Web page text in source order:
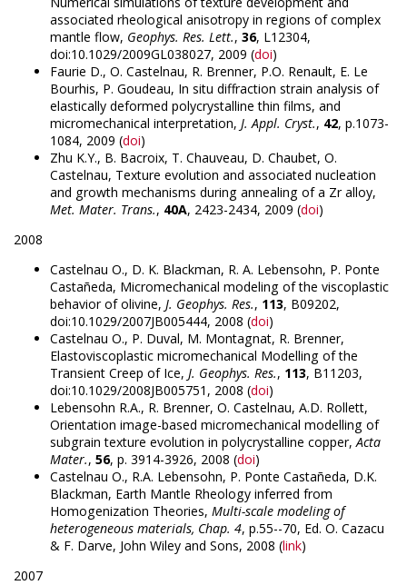
associated rheological anisotropy in regions of complex
mantle flow, Geophys. Res. Lett., 36, L12304,
doi:10.1029/2009GL038027, 2009 (doi)
Faurie D., O. Castelnau, R. Brenner, P.O. Renault, E. Le
Bourhis, P. Goudeau, In situ diffraction strain analysis of
elastically deformed polycrystalline thin films, and
micromechanical interpretation, J. Appl. Cryst., 42, p.1073-
1084, 2009 (doi)
Zhu K.Y., B. Bacroix, T. Chauveau, D. Chaubet, O.
Castelnau, Texture evolution and associated nucleation
and growth mechanisms during annealing of a Zr alloy,
Met. Mater. Trans., 40A, 2423-2434, 2009 (doi)
2008
Castelnau O., D. K. Blackman, R. A. Lebensohn, P. Ponte
Castañeda, Micromechanical modeling of the viscoplastic
behavior of olivine, J. Geophys. Res., 113, B09202,
doi:10.1029/2007JB005444, 2008 (doi)
Castelnau O., P. Duval, M. Montagnat, R. Brenner,
Elastoviscoplastic micromechanical Modelling of the
Transient Creep of Ice, J. Geophys. Res., 113, B11203,
doi:10.1029/2008JB005751, 2008 (doi)
Lebensohn R.A., R. Brenner, O. Castelnau, A.D. Rollett,
Orientation image-based micromechanical modelling of
subgrain texture evolution in polycrystalline copper,Acta
Mater., 56, p. 3914-3926, 2008 (doi)
Castelnau O., R.A. Lebensohn, P. Ponte Castañeda, D.K.
Blackman, Earth Mantle Rheology inferred from
Homogenization Theories, Multi-scale modeling of
heterogeneous materials, Chap. 4, p.55--70, Ed. O. Cazacu
& F. Darve, John Wiley and Sons, 2008 (link)
2007